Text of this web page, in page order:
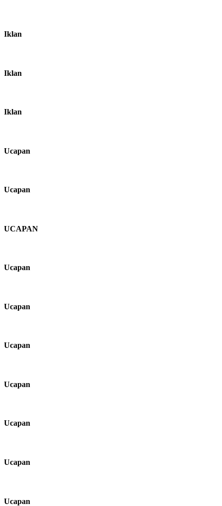
Iklan
Iklan
Iklan
Ucapan
Ucapan
UCAPAN
Ucapan
Ucapan
Ucapan
Ucapan
Ucapan
Ucapan
Ucapan